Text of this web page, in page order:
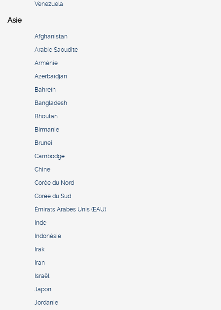
Venezuela
Asie
Afghanistan
Arabie Saoudite
Arménie
Azerbaïdjan
Bahreïn
Bangladesh
Bhoutan
Birmanie
Brunei
Cambodge
Chine
Corée du Nord
Corée du Sud
Émirats Arabes Unis (EAU)
Inde
Indonésie
Irak
Iran
Israël
Japon
Jordanie